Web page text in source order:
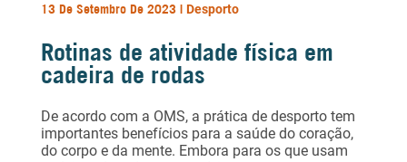
13 De Setembro De 2023 | Desporto
Rotinas de atividade física em
cadeira de rodas
De acordo com a OMS, a prática de desporto tem
importantes benefícios para a saúde do coração,
do corpo e da mente. Embora para os que usam